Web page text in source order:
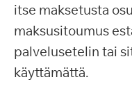
itse maksetusta
maksusitoumus
palvelusetelin tai
käyttämättä.